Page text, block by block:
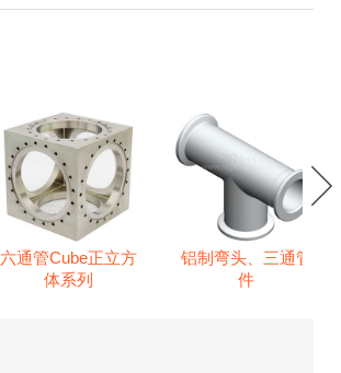
六通管Cube正立方
体系列
铝制弯头、三通管
件